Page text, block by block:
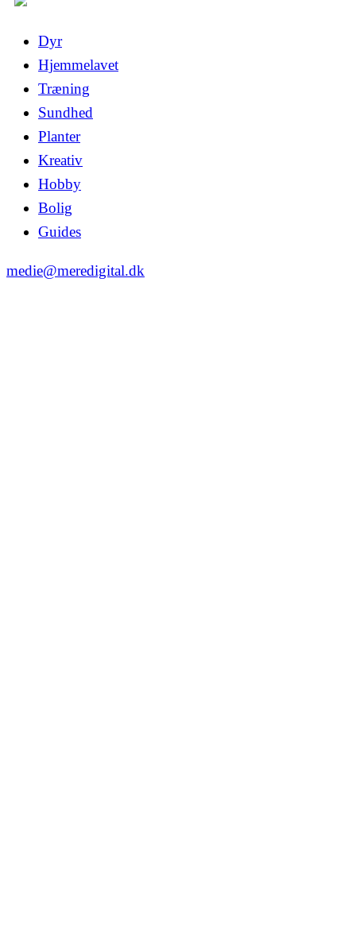
Dyr
Hjemmelavet
Træning
Sundhed
Planter
Kreativ
Hobby
Bolig
Guides
medie@meredigital.dk